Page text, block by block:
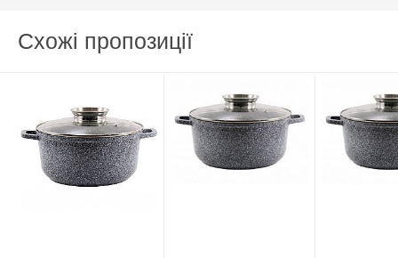
Схожі пропозиції